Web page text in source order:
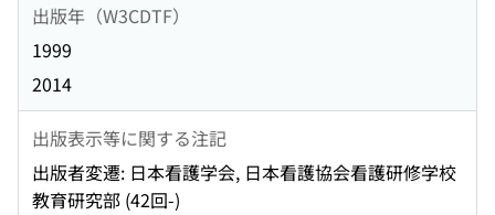
出版年（W3CDTF）
1999
2014
出版表示等に関する注記
出版者変遷: 日本看護学会, 日本看護協会看護研修学校
教育研究部 (42回-)